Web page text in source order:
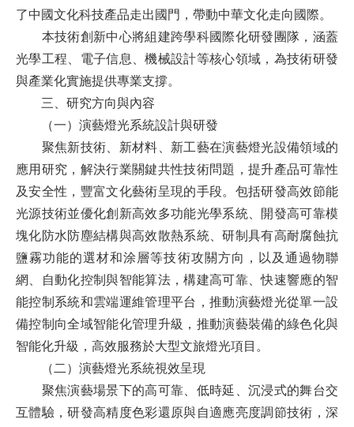
了中國文化科技產品走出國門，帶動中華文化走向國際。
本技術創新中心將組建跨學科國際化研發團隊，涵蓋
光學工程、電子信息、機械設計等核心領域，為技術研發
與產業化實施提供專業支撐。
三、研究方向與內容
（一）演藝燈光系統設計與研發
聚焦新技術、新材料、新工藝在演藝燈光設備領域的
應用研究，解決行業關鍵共性技術問題，提升產品可靠性
及安全性，豐富文化藝術呈現的手段。包括研發高效節能
光源技術並優化創新高效多功能光學系統、開發高可靠模
塊化防水防塵結構與高效散熱系統、研制具有高耐腐蝕抗
鹽霧功能的選材和涂層等技術攻關方向，以及通過物聯
網、自動化控制與智能算法，構建高可靠、快速響應的智
能控制系統和雲端運維管理平台，推動演藝燈光從單一設
備控制向全域智能化管理升級，推動演藝裝備的綠色化與
智能化升級，高效服務於大型文旅燈光項目。
（二）演藝燈光系統視效呈現
聚焦演藝場景下的高可靠、低時延、沉浸式的舞台交
互體驗，研發高精度色彩還原與自適應亮度調節技術，深